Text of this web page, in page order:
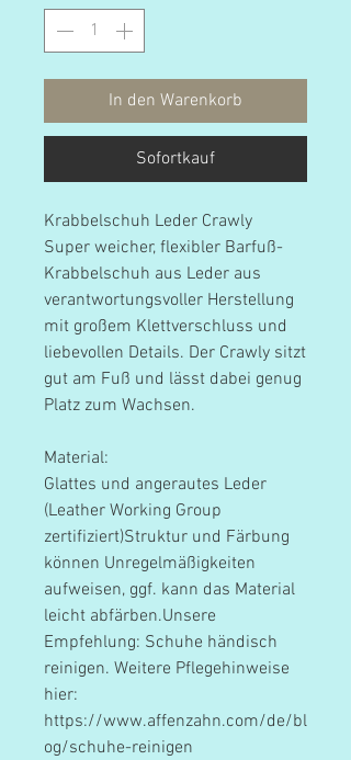
In den Warenkorb
Sofortkauf
Krabbelschuh Leder Crawly
Super weicher, flexibler Barfuß-
Krabbelschuh aus Leder aus
verantwortungsvoller Herstellung
mit großem Klettverschluss und
liebevollen Details. Der Crawly sitzt
gut am Fuß und lässt dabei genug
Platz zum Wachsen.
Material:
Glattes und angerautes Leder
(Leather Working Group
zertifiziert)Struktur und Färbung
können Unregelmäßigkeiten
aufweisen, ggf. kann das Material
leicht abfärben.Unsere
Empfehlung: Schuhe händisch
reinigen. Weitere Pflegehinweise
hier:
https://www.affenzahn.com/de/bl
og/schuhe-reinigen